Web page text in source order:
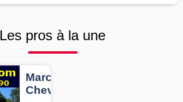
Les pros à la une
Marcheurs
Chevaux